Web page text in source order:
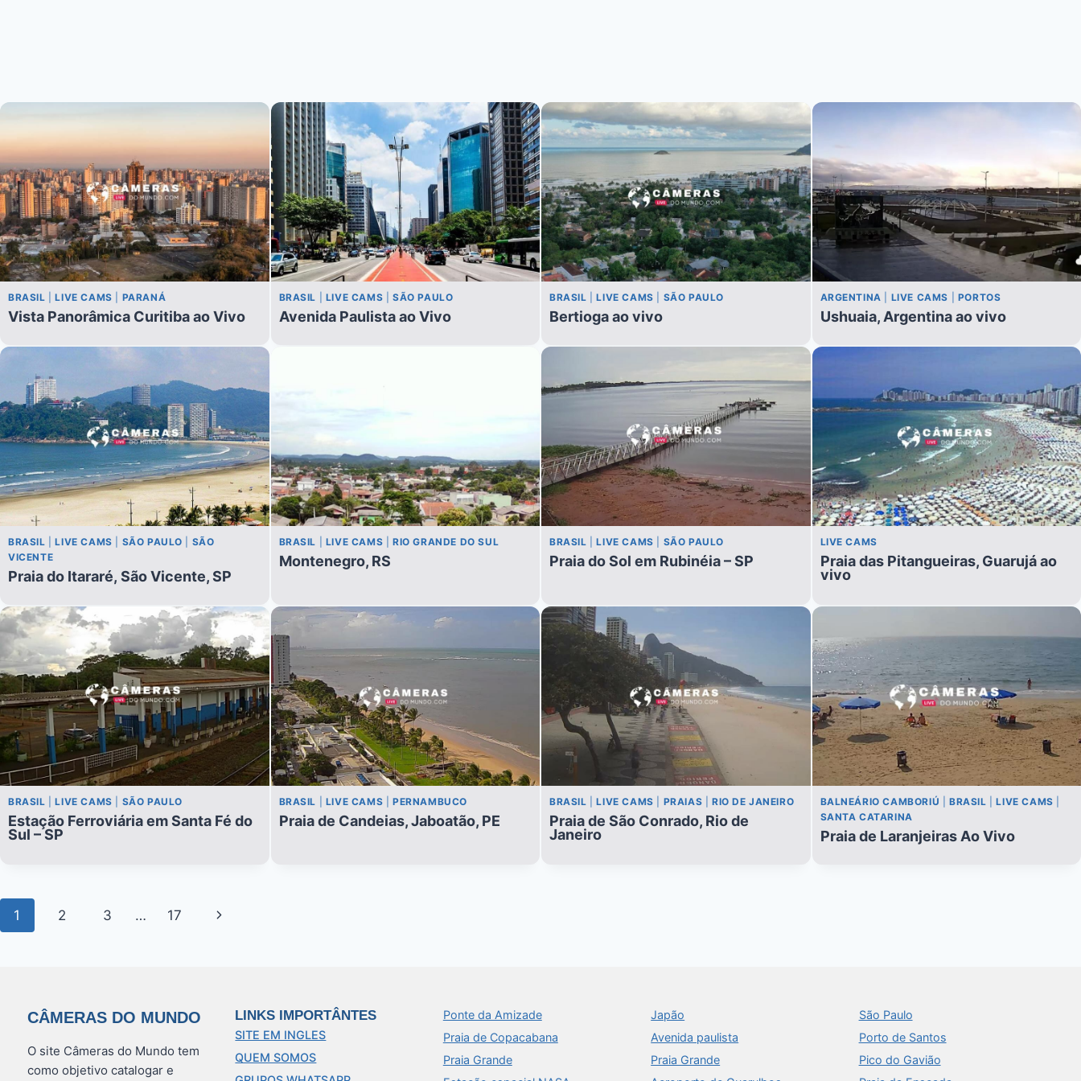
BRASIL |LIVE CAMS PARANÁ
Vista Panorâmica Curitiba ao Vivo
BRASIL LIVE CAMS |SÃO PAULO
Avenida Paulista ao Vivo
BRASIL |LIVE CAMS SÃO PAULO
Bertioga ao vivo
ARGENTINA LIVE CAMS PORTOS
Ushuaia, Argentina ao vivo
BRASIL |LIVE CAMS SÃO PAULO
SÃO
VICENTE
Praia do Itararé, São Vicente, SP
BRASIL LIVE CAMS |RIO GRANDE DO SUL
Montenegro, RS
BRASIL |LIVE CAMS SÃO PAULO
Praia do Sol em Rubinéia – SP
LIVE CAMS
Praia das Pitangueiras, Guarujá ao
vivo​
BRASIL |LIVE CAMS SÃO PAULO
Estação Ferroviária em Santa Fé do
Sul – SP
BRASIL LIVE CAMS |PERNAMBUCO
Praia de Candeias, Jaboatão, PE
BRASIL |LIVE CAMS PRAIAS RIO DE JANEIRO
Praia de São Conrado, Rio de
Janeiro
BALNEÁRIO CAMBORIÚ |BRASIL |LIVE CAMS
SANTA CATARINA
Praia de Laranjeiras Ao Vivo
Navegação
1 2 3 … 17
Página
CÂMERAS DO MUNDO
O site Câmeras do Mundo tem
como objetivo catalogar e
LINKS IMPORTÂNTES
SITE EM INGLES
QUEM SOMOS
Ponte da Amizade
Praia de Copacabana
Praia Grande
Japão
Avenida paulista
Praia Grande
São Paulo
Porto de Santos
Pico do Gavião